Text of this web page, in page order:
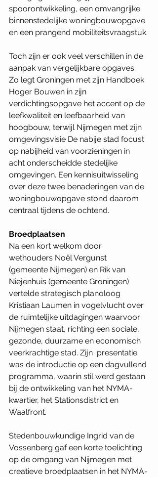
spoorontwikkeling, een omvangrijke
binnenstedelijke woningbouwopgave
en een prangend mobiliteitsvraagstuk.
Toch zijn er ook veel verschillen in de
aanpak van vergelijkbare opgaves.
Zo legt Groningen met zijn Handboek
Hoger Bouwen in zijn
verdichtingsopgave het accent op de
leefkwaliteit en leefbaarheid van
hoogbouw, terwijl Nijmegen met zijn
omgevingsvisie De nabije stad focust
op nabijheid van voorzieningen in
acht onderscheidde stedelijke ­
omgevingen. Een kennisuitwisseling
over deze twee benaderingen van de
woningbouwopgave stond daarom
centraal tijdens de ochtend.
Broedplaatsen
Na een kort welkom door
wethouders Noël Vergunst
(gemeente Nijmegen) en Rik van
Niejenhuis (­gemeente Groningen)
vertelde strategisch planoloog
Kristiaan Laumen in vogelvlucht over
de ruimtelijke uitdagingen waarvoor
Nijmegen staat, richting een sociale, ­
gezonde, duurzame en economisch
veerkrachtige stad. Zijn ­ presentatie
was de introductie op een dagvullend
programma, waarin stil werd gestaan
bij de ontwikkeling van het NYMA-
kwartier, het Stationsdistrict en
Waalfront.
Stedenbouwkundige Ingrid van de
Vossenberg gaf een korte toelichting
op de omgang van Nijmegen met
creatieve broedplaatsen in het NYMA-